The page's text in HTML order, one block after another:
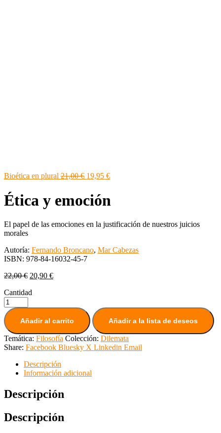
Bioética en plural 21,00€ 19,95 €
Ética y emoción
El papel de las emociones en la justificación de nuestros juicios
morales
Autoría: Fernando Broncano, Mar Cabezas
ISBN: 978-84-16032-45-7
22,00€ 20,90 €
Cantidad
Añadir al carrito Añadir a la lista de deseos
Temática: Filosofía Colección: Dilemata
Share: Facebook Bluesky X Linkedin Email
Descripción
Información adicional
Descripción
Descripción